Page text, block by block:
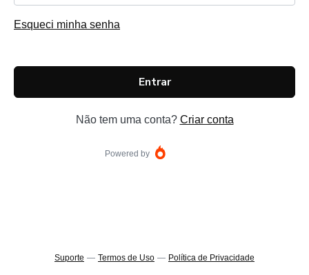
Esqueci minha senha
Entrar
Não tem uma conta? Criar conta
Powered by
Suporte — Termos de Uso — Política de Privacidade